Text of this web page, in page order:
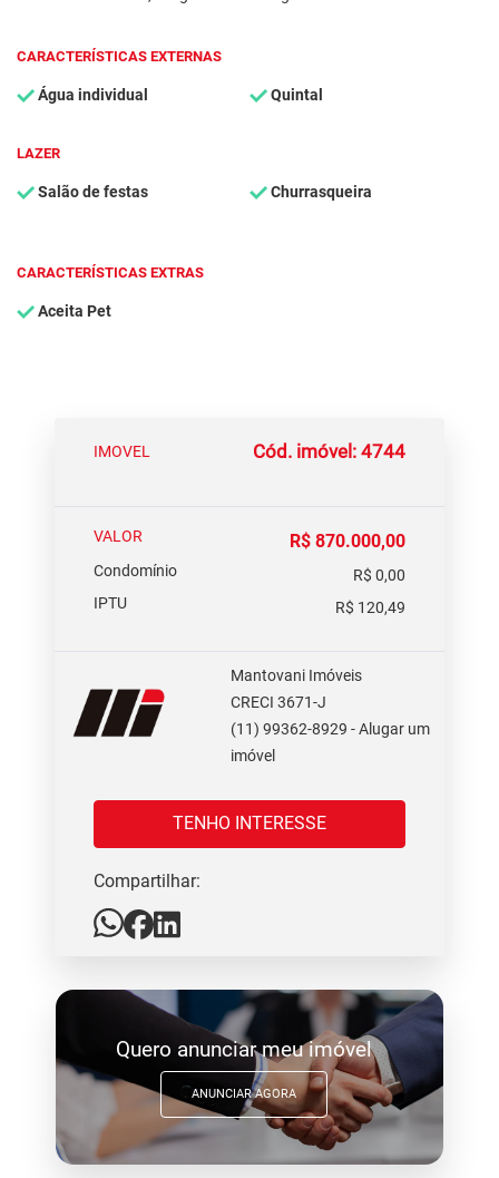
CARACTERÍSTICAS EXTERNAS
Água individual Quintal
LAZER
Salão de festas Churrasqueira
CARACTERÍSTICAS EXTRAS
Aceita Pet
IMOVEL Cód. imóvel: 4744
VALOR R$ 870.000,00
Condomínio
R$ 0,00
IPTU
R$ 120,49
Mantovani Imóveis
CRECI 3671-J
(11) 99362-8929 - Alugar um
imóvel
TENHO INTERESSE
Compartilhar:
Quero anunciar meu imóvel
ANUNCIAR AGORA